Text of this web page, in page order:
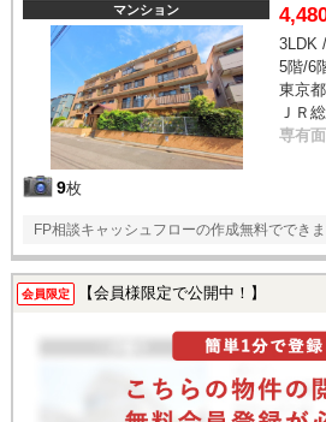
マンション
9枚
3LDK
5階/6
東京
ＪＲ
専有
FP相談キャッシュフローの作成無料ででき
会員限定 【会員様限定で公開中！】